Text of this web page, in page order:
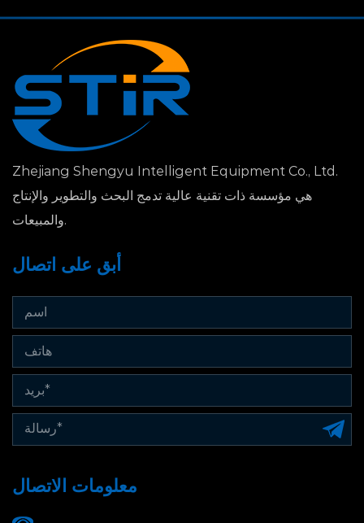
Zhejiang Shengyu Intelligent Equipment Co., Ltd.
هي مؤسسة ذات تقنية عالية تدمج البحث والتطوير والإنتاج
والمبيعات.
أبق على اتصال
معلومات الاتصال